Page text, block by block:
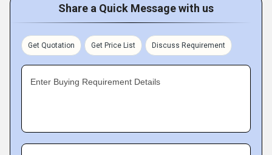
marketplace. We are also an Authorized Dealer of JK
Files (India) Limited (An associate of Raymond Limited)
for serving the most innovatively designed Cutting Tools,
Power Tool Machines, Machines Spares and Accessories.
Share a Quick Message with us
Get Quotation Get Price List Discuss Requirement
Enter Buying Requirement Details